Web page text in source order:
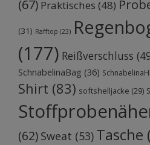
(67) Praktisches (48)
(31) Rafftop (23)
(177) Reißverschluss
SchnabelinaBag (36)
Shirt (83) softshelljacke (29)
(62) Sweat (53) Tasche